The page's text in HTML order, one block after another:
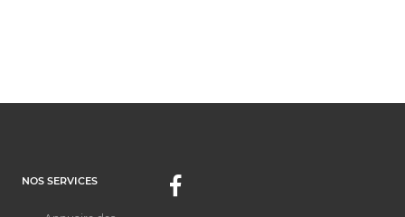
NOS SERVICES Facebook